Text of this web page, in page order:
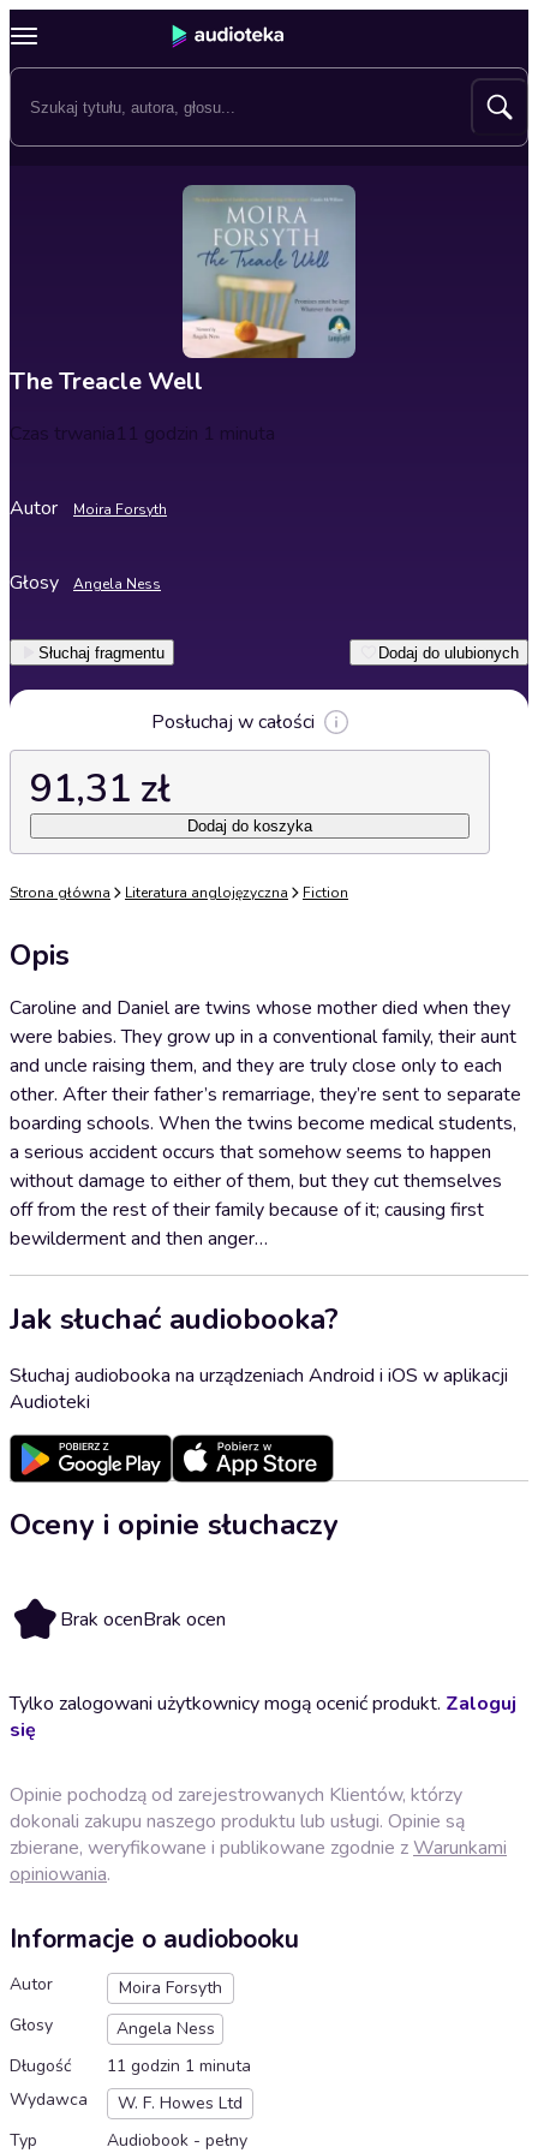
The Treacle Well
Czas trwania11 godzin 1 minuta
Autor Moira Forsyth
Głosy Angela Ness
Słuchaj fragmentu Dodaj do ulubionych
Posłuchaj w całości
91,31 zł
Dodaj do koszyka
Strona główna Literatura anglojęzyczna Fiction
Opis
Caroline and Daniel are twins whose mother died when they
were babies. They grow up in a conventional family, their aunt
and uncle raising them, and they are truly close only to each
other. After their father’s remarriage, they’re sent to separate
boarding schools. When the twins become medical students,
a serious accident occurs that somehow seems to happen
without damage to either of them, but they cut themselves
off from the rest of their family because of it; causing first
bewilderment and then anger…
Jak słuchać audiobooka?
Słuchaj audiobooka na urządzeniach Android i iOS w aplikacji
Audioteki
Oceny i opinie słuchaczy
Brak ocenBrak ocen
Tylko zalogowani użytkownicy mogą ocenić produkt. Zaloguj
się
Opinie pochodzą od zarejestrowanych Klientów, którzy
dokonali zakupu naszego produktu lub usługi. Opinie są
zbierane, weryfikowane i publikowane zgodnie zWarunkami
opiniowania.
Informacje o audiobooku
Autor
Moira Forsyth
Głosy
Angela Ness
Długość
11 godzin 1 minuta
Wydawca
W. F. Howes Ltd
Typ
Audiobook - pełny